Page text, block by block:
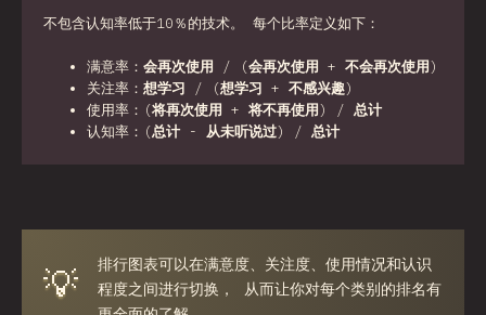
不包含认知率低于10％的技术。 每个比率定义如下：
满意率： 会再次使用 / (会再次使用 + 不会再次使用)
关注率： 想学习 / (想学习 + 不感兴趣)
使用率：(将再次使用 + 将不再使用) / 总计
认知率：(总计- 从未听说过) / 总计
💡
排行图表可以在满意度、关注度、使用情况和认识
程度之间进行切换， 从而让你对每个类别的排名有